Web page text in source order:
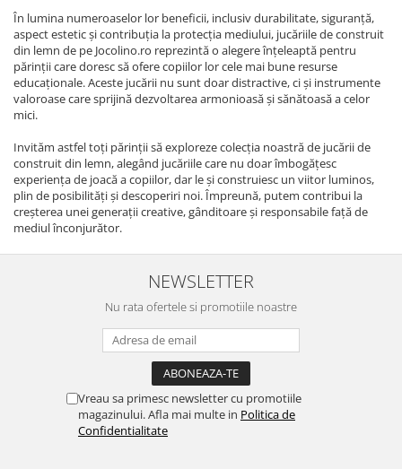
În lumina numeroaselor lor beneficii, inclusiv durabilitate, siguranță,
aspect estetic și contribuția la protecția mediului, jucăriile de construit
din lemn de pe Jocolino.ro reprezintă o alegere înțeleaptă pentru
părinții care doresc să ofere copiilor lor cele mai bune resurse
educaționale. Aceste jucării nu sunt doar distractive, ci și instrumente
valoroase care sprijină dezvoltarea armonioasă și sănătoasă a celor
mici.
Invităm astfel toți părinții să exploreze colecția noastră de jucării de
construit din lemn, alegând jucăriile care nu doar îmbogățesc
experiența de joacă a copiilor, dar le și construiesc un viitor luminos,
plin de posibilități și descoperiri noi. Împreună, putem contribui la
creșterea unei generații creative, gânditoare și responsabile față de
mediul înconjurător.
NEWSLETTER
Nu rata ofertele si promotiile noastre
Vreau sa primesc newsletter cu promotiile
magazinului. Afla mai multe in Politica de
Confidentialitate